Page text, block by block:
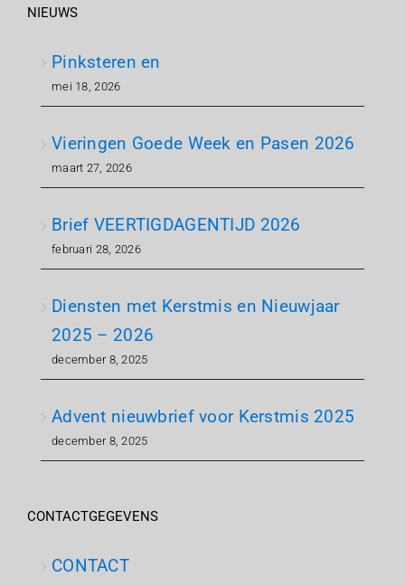
NIEUWS
Pinksteren en
mei 18, 2026
Vieringen Goede Week en Pasen 2026
maart 27, 2026
Brief VEERTIGDAGENTIJD 2026
februari 28, 2026
Diensten met Kerstmis en Nieuwjaar
2025 – 2026
december 8, 2025
Advent nieuwbrief voor Kerstmis 2025
december 8, 2025
CONTACTGEGEVENS
CONTACT